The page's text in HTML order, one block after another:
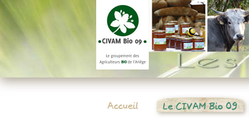
Accueil Le CIVAM Bio 09